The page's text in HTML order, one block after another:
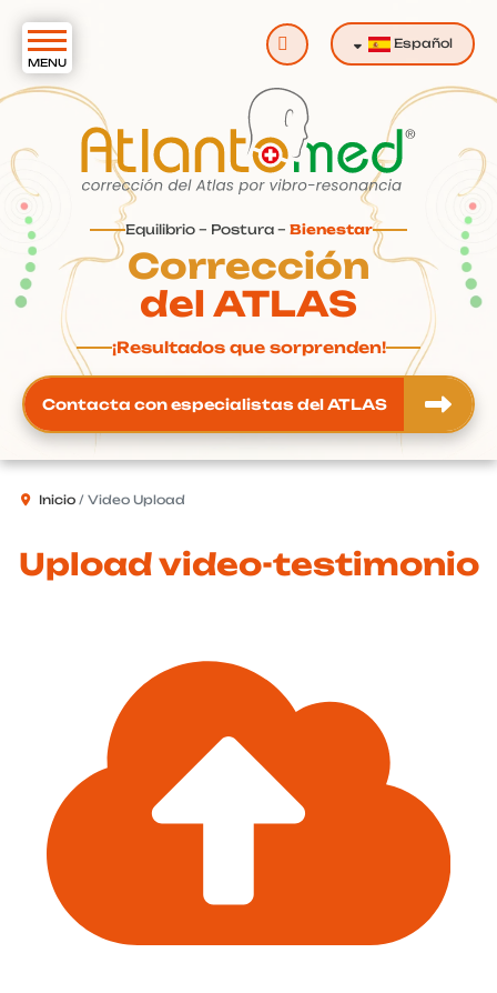
Equilibrio – Postura – Bienestar
Corrección
del ATLAS
¡Resultados que sorprenden!
Contacta con especialistas del ATLAS
Buscar Español
Inicio Video Upload
Upload video-testimonio